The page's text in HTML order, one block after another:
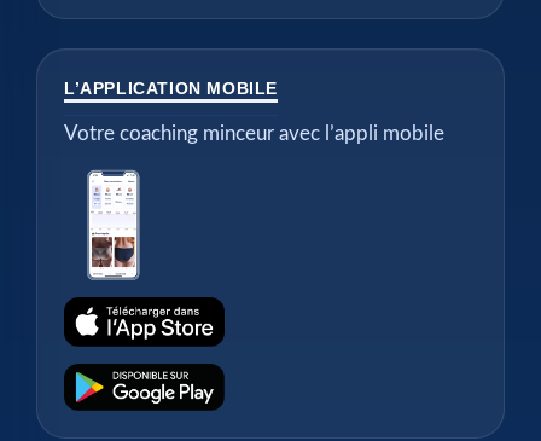
L’APPLICATION MOBILE
Votre coaching minceur avec l’appli mobile